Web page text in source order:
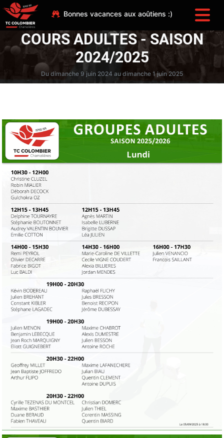
Bonnes vacances aux aoûtiens :)
COURS ADULTES - SAISON
2024/2025
Du dimanche 9 juin 2024 au dimanche 1 juin 2025